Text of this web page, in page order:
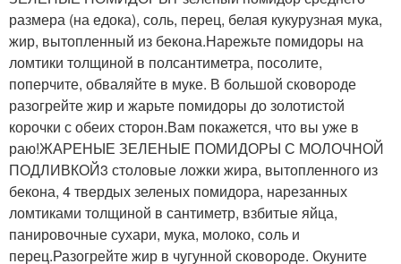
размера (на едока), соль, перец, белая кукурузная мука,
жир, вытопленный из бекона.Нарежьте помидоры на
ломтики толщиной в полсантиметра, посолите,
поперчите, обваляйте в муке. В большой сковороде
разогрейте жир и жарьте помидоры до золотистой
корочки с обеих сторон.Вам покажется, что вы уже в
раю!ЖАРЕНЫЕ ЗЕЛЕНЫЕ ПОМИДОРЫ С МОЛОЧНОЙ
ПОДЛИВКОЙ3 столовые ложки жира, вытопленного из
бекона, 4 твердых зеленых помидора, нарезанных
ломтиками толщиной в сантиметр, взбитые яйца,
панировочные сухари, мука, молоко, соль и
перец.Разогрейте жир в чугунной сковороде. Окуните